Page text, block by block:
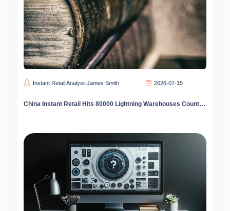
Instant Retail Analyst-James Smith 2026-07-15
China Instant Retail Hits 80000 Lightning Warehouses County Markets Drive 62% Growth